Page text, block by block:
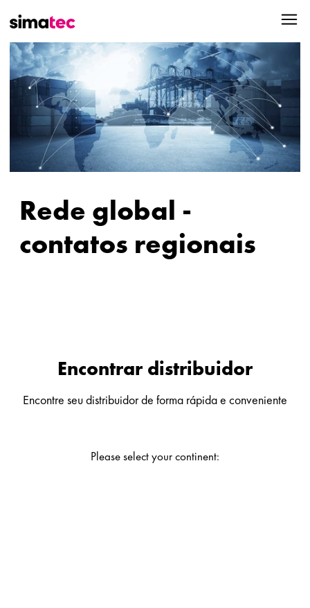
Rede global -
contatos regionais
Encontrar distribuidor
Encontre seu distribuidor de forma rápida e conveniente
Please select your continent: